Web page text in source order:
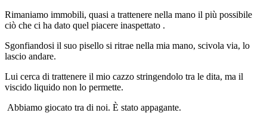
Rimaniamo immobili, quasi a trattenere nella mano il più possibile
ciò che ci ha dato quel piacere inaspettato .
Sgonfiandosi il suo pisello si ritrae nella mia mano, scivola via, lo
lascio andare.
Lui cerca di trattenere il mio cazzo stringendolo tra le dita, ma il
viscido liquido non lo permette.
Abbiamo giocato tra di noi. È stato appagante.